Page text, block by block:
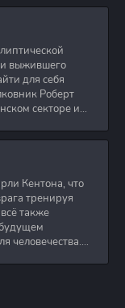
выжившего
для себя
Роберт
секторе и
Кентона, что
тренируя
также
человечества.